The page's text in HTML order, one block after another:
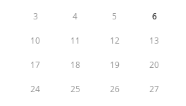
3 4 5 6
10 11 12 13
17 18 19 20
24 25 26 27